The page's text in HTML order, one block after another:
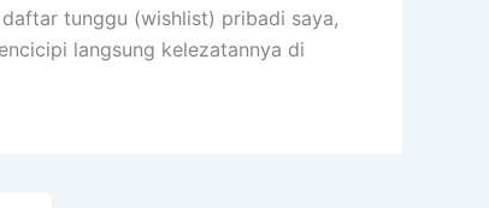
tunggu (wishlist) pribadi saya,
langsung kelezatannya di